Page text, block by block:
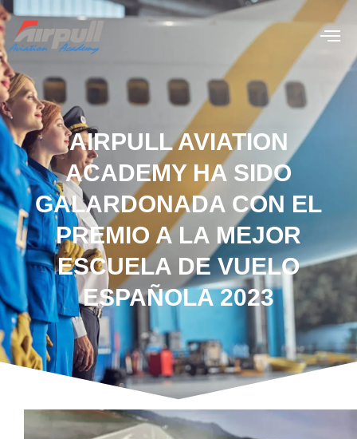
AIRPULL AVIATION
ACADEMY HA SIDO
GALARDONADA CON EL
PREMIO A LA MEJOR
ESCUELA DE VUELO
ESPAÑOLA 2023